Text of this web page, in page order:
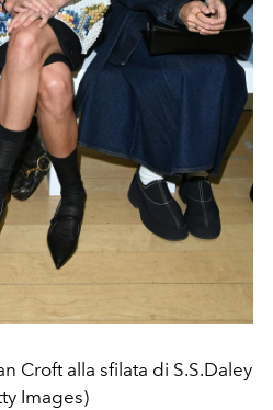
Croft alla sfilata di S.S.Daley
Images)